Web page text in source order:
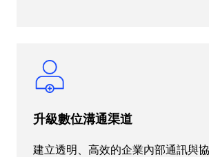
升級數位溝通渠道
建立透明、高效的企業內部通訊與